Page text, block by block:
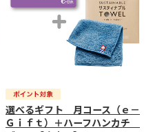
選べるギフト 月コース（ｅ－
Ｇｉｆｔ）＋ハーフハンカチ